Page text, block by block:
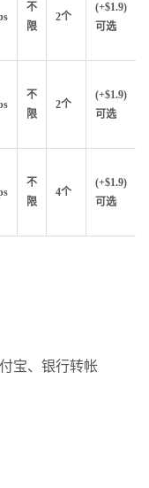
不
限
2个
(+$1.9)
可选
不
限
2个
(+$1.9)
可选
不
限
4个
(+$1.9)
可选
宝、银行转帐